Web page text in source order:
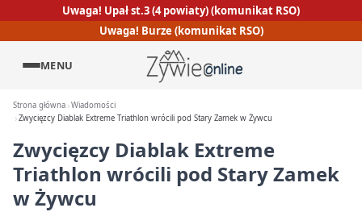
Uwaga! Upał st.3 (4 powiaty) (komunikat RSO)
Uwaga! Burze (komunikat RSO)
MENU
Strona główna Wiadomości
Zwycięzcy Diablak Extreme Triathlon wrócili pod Stary Zamek w Żywcu
Zwycięzcy Diablak Extreme
Triathlon wrócili pod Stary Zamek
w Żywcu